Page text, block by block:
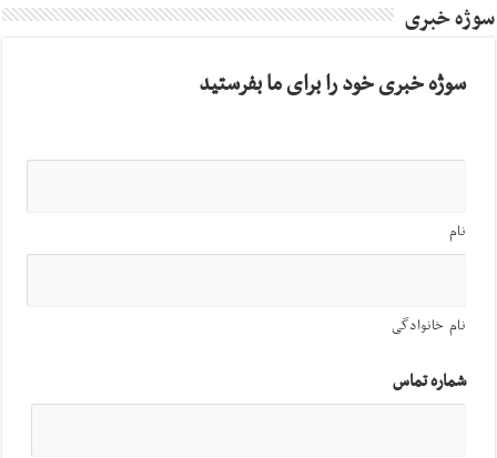
سوژه خبری
سوژه خبری خود را برای ما بفرستید
نام
نام خانوادگی
شماره تماس